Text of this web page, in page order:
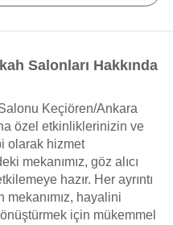
Salonları Hakkında
Keçiören/Ankara
özel etkinliklerinizin ve
olarak hizmet
mekanımız, göz alıcı
hazır. Her ayrıntı
hayalini
için mükemmel